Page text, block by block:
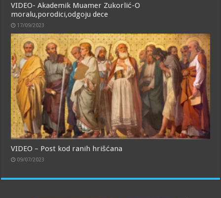
VIDEO- Akademik Muamer Zukorlić-O
moralu,porodici,odgoju dece
17/09/2023
VIDEO – Post kod ranih hrišćana
09/07/2023